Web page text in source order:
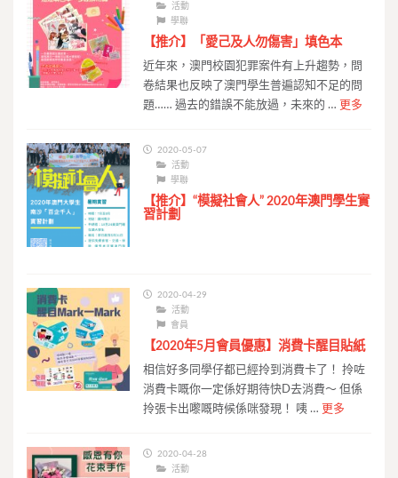
活動
學聯
【推介】「愛己及人勿傷害」填色本
近年來，澳門校園犯罪案件有上升趨勢，問
卷結果也反映了澳門學生普遍認知不足的問
題…… 過去的錯誤不能放過，未來的 … 更多
2020-05-07
活動
學聯
【推介】“模擬社會人” 2020年澳門學生實
習計劃
2020-04-29
活動
會員
【2020年5月會員優惠】消費卡醒目貼紙
相信好多同學仔都已經拎到消費卡了！ 拎咗
消費卡嘅你一定係好期待快D去消費～ 但係
拎張卡出嚟嘅時候係咪發現！ 咦 … 更多
2020-04-28
活動